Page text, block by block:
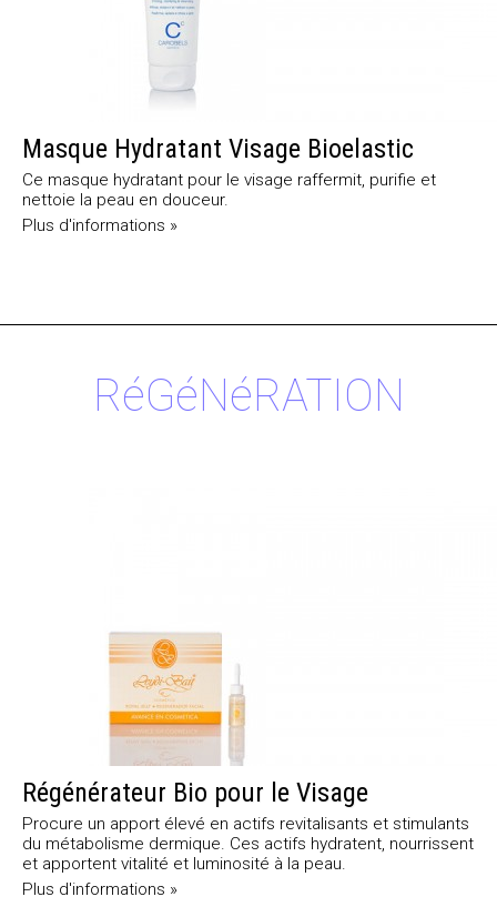
Masque Hydratant Visage Bioelastic
Ce masque hydratant pour le visage raffermit, purifie et
nettoie la peau en douceur.
Plus d'informations »
RéGéNéRATION
Régénérateur Bio pour le Visage
Procure un apport élevé en actifs revitalisants et stimulants
du métabolisme dermique. Ces actifs hydratent, nourrissent
et apportent vitalité et luminosité à la peau.
Plus d'informations »